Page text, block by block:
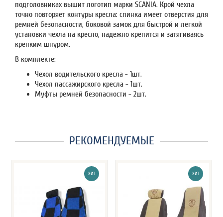
подголовниках вышит логотип марки SCANIA. Крой чехла
точно повторяет контуры кресла: спинка имеет отверстия для
ремней безопасности, боковой замок для быстрой и легкой
установки чехла на кресло, надежно крепится и затягиваясь
крепким шнуром.
В комплекте:
Чехол водительского кресла - 1шт.
Чехол пассажирского кресла - 1шт.
Муфты ремней безопасности - 2шт.
РЕКОМЕНДУЕМЫЕ
ХИТ ХИТ